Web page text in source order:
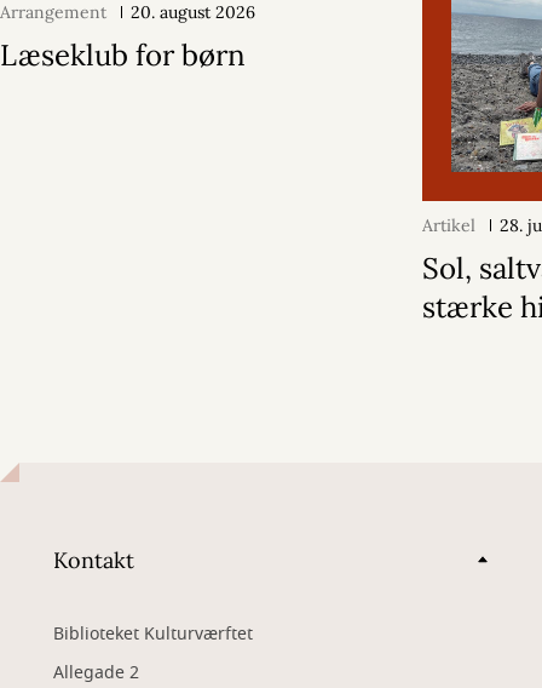
Arrangement 20. august 2026
Læseklub for børn
Artikel 28.
Sol,
stærke
Kontakt
Biblioteket Kulturværftet
Allegade 2